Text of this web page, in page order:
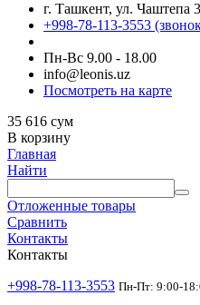
г. Ташкент, ул. Чаштепа
+998-78-113-3553
Пн-Вс 9.00 - 18.00
info@leonis.uz
Посмотреть на карте
35 616 сум
В корзину
Главная
Найти
Отложенные товары
Сравнить
Контакты
Контакты
+998-78-113-3553 Пн-Пт: 9:00-